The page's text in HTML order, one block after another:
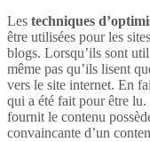
Les techniques
être utilisées pour les
blogs. Lorsqu’ils sont
même pas qu’ils lisent
vers le site internet. En
qui a été fait pour être
fournit le contenu
convaincante d’un